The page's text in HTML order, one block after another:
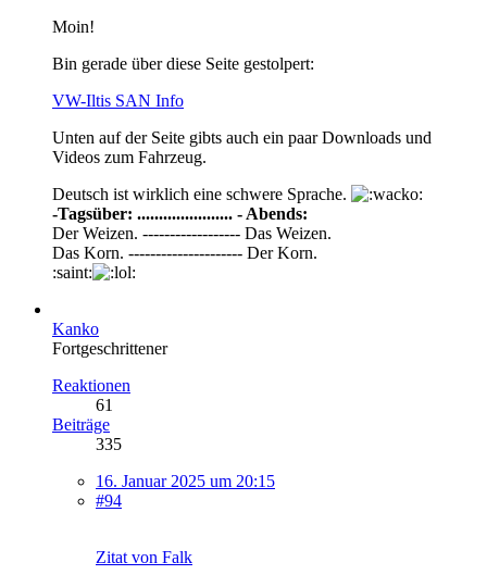
Moin!
Bin gerade über diese Seite gestolpert:
VW-Iltis SAN Info
Unten auf der Seite gibts auch ein paar Downloads und
Videos zum Fahrzeug.
Deutsch ist wirklich eine schwere Sprache.
-Tagsüber: ...................... - Abends:
Der Weizen. ------------------ Das Weizen.
Das Korn. --------------------- Der Korn.
:saint:
Kanko
Fortgeschrittener
Reaktionen
61
Beiträge
335
16. Januar 2025 um 20:15
#94
Zitat von Falk